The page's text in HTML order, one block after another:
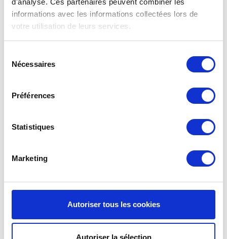
d'analyse. Ces partenaires peuvent combiner les
informations avec les informations collectées lors de
votre utilisation de leurs services.
Nécessaires
Préférences
Statistiques
Marketing
Autoriser tous les cookies
Autoriser la sélection
votre systèmede probiotiquesentre temps.
Qualité G4 pour le prix G3
capture des filtres G3, selon les normes prescrites
EN779 doivent être entre 80% et 90%. Cela
une efficacité plus élevée et capturent donc plus de
saletés que prescrit par la norme. Vous êtes donc
compétitif. Pour tout savoir sur
les classes et les
normes de filtrage
Manuel Brink Renovent Excellent 180
Service de rappel